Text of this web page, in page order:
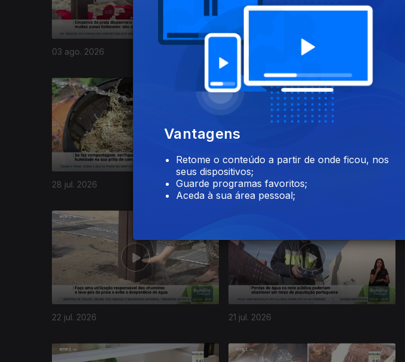
03 ago. 2026
28 jul. 2026 27 jul. 2026
944470
22 jul. 2026 21 jul. 2026
Vantagens
Retome o conteúdo a partir de onde ficou, nos
seus dispositivos;
Guarde programas favoritos;
Aceda à sua área pessoal;